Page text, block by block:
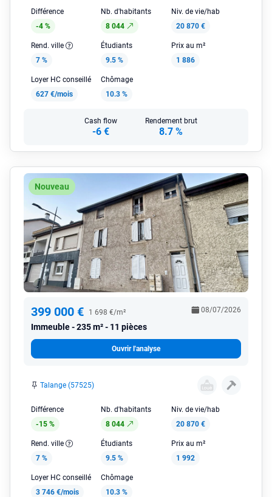
Différence
-4 %
Nb. d'habitants
8 044
Niv. de vie/hab
20 870 €
Rend. ville
7 %
Étudiants
9.5 %
Prix au m²
1 886
Loyer HC conseillé
627 €/mois
Chômage
10.3 %
Cash flow
-6 €
Rendement brut
8.7 %
Nouveau
399 000 € 1 698 €/m²
Immeuble 235 m² - 11 pièces
08/07/2026
Ouvrir l'analyse
Talange (57525)
Différence
-15 %
Nb. d'habitants
8 044
Niv. de vie/hab
20 870 €
Rend. ville
7 %
Étudiants
9.5 %
Prix au m²
1 992
Loyer HC conseillé
3 746 €/mois
Chômage
10.3 %